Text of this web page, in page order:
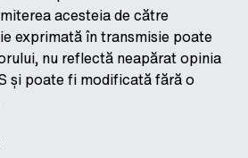
acesteia de către
exprimată în transmisie poate
nu reflectă neapărat opinia
și poate fi modificată fără o